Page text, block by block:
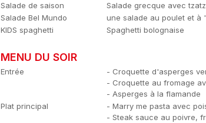
Salade de saison
Salade grecque avec
Salade Bel Mundo
une salade au poulet et à
KIDS spaghetti
Spaghetti bolognaise
MENU DU SOIR
Entrée
- Croquette d'asperges
- Croquette au fromage
- Asperges à la flamande
Plat principal
- Marry me pasta avec
- Steak sauce au poivre,